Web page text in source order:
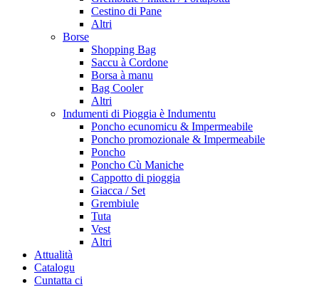
Cestino di Pane
Altri
Borse
Shopping Bag
Saccu à Cordone
Borsa à manu
Bag Cooler
Altri
Indumenti di Pioggia è Indumentu
Poncho ecunomicu & Impermeabile
Poncho promozionale & Impermeabile
Poncho
Poncho Cù Maniche
Cappotto di pioggia
Giacca / Set
Grembiule
Tuta
Vest
Altri
Attualità
Catalogu
Cuntatta ci